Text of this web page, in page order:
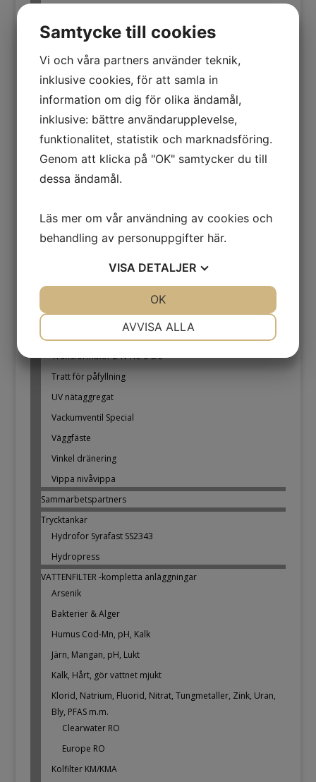
Filtertank
Flottör Vit fot-och-saltgaller
Luftavskiljare
Manometer
Slangklämma
Transformator 24V AC o DC
Tratt för påfyllning
UV nätaggregat
Vackumventil Special
Väggfäste
Vinkel dränering
Vippa nivåvippa
Sammarbetspartners
Trycktankar
Hydrofor Syrafast SS2343
Hydropress
VATTENFILTER -kompletta anläggningar
Arsenik
Bakterier & Alger
Humus Cod-Mn, pH, Kalk
Järn, Mangan, pH, Lukt
Kalk, Hårt, gör vattnet mjukt
Klorid, Natrium, Fluorid, Nitrat, Tungmetaller, Zink, Uran,
Bly, PFAS m.m.
Clearwater RO
Europe RO
Kolfilter KM/KMA
Samtycke till cookies
Vi och våra partners använder teknik,
inklusive cookies, för att samla in
information om dig för olika ändamål,
inklusive: bättre användarupplevelse,
funktionalitet, statistik och marknadsföring.
Genom att klicka på "OK" samtycker du till
dessa ändamål.
Läs mer om vår användning av cookies och
behandling av personuppgifter här.
VISA DETALJER
MARKNADSFÖRING
AVVISA ALLA
OK